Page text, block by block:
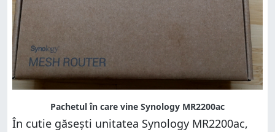
Pachetul în care vine Synology MR2200ac
În cutie găsești unitatea Synology MR2200ac,